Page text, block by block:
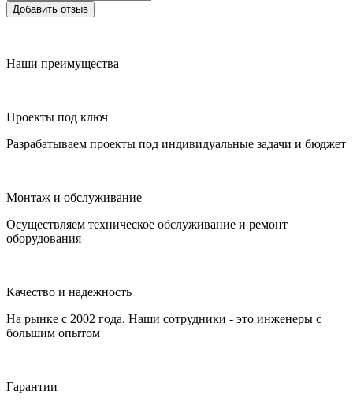
Добавить отзыв
Наши преимущества
Проекты под ключ
Разрабатываем проекты под индивидуальные задачи и бюджет
Монтаж и обслуживание
Осуществляем техническое обслуживание и ремонт
оборудования
Качество и надежность
На рынке с 2002 года. Наши сотрудники - это инженеры с
большим опытом
Гарантии